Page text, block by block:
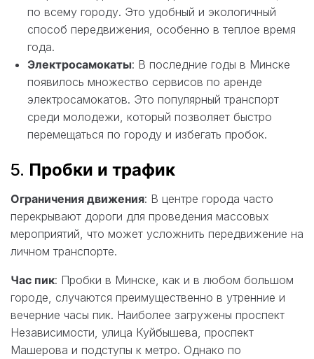
по всему городу. Это удобный и экологичный
способ передвижения, особенно в теплое время
года.
Электросамокаты: В последние годы в Минске
появилось множество сервисов по аренде
электросамокатов. Это популярный транспорт
среди молодежи, который позволяет быстро
перемещаться по городу и избегать пробок.
5. Пробки и трафик
Ограничения движения: В центре города часто
перекрывают дороги для проведения массовых
мероприятий, что может усложнить передвижение на
личном транспорте.
Час пик: Пробки в Минске, как и в любом большом
городе, случаются преимущественно в утренние и
вечерние часы пик. Наиболее загружены проспект
Независимости, улица Куйбышева, проспект
Машерова и подступы к метро. Однако по